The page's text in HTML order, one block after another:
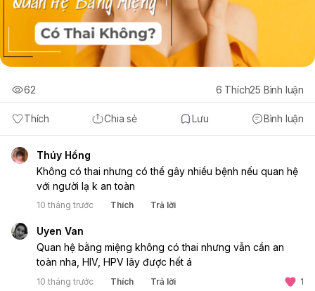
Thích Chia sẻ Lưu Bình luận
62 6 Thích25 Bình luận
Thúy Hồng
Không có thai nhưng có thể gây nhiều bệnh nếu quan hệ
với người lạ k an toàn
10 tháng trước Thích Trả lời
Uyen Van
Quan hệ bằng miệng không có thai nhưng vẫn cần an
toàn nha, HIV, HPV lây được hết á
10 tháng trước Thích Trả lời 1